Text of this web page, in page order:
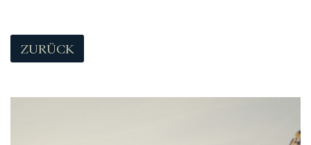
ZURÜCK